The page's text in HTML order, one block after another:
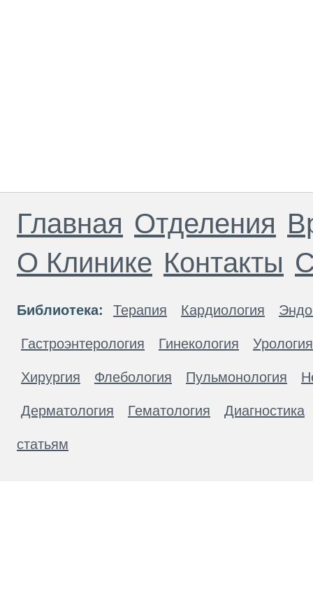
Главная Отделения
О Клинике Контакты
Библиотека: Терапия Кардиология
Гастроэнтерология Гинекология Урология
Хирургия Флебология Пульмонология
Дерматология Гематология Диагностика
статьям